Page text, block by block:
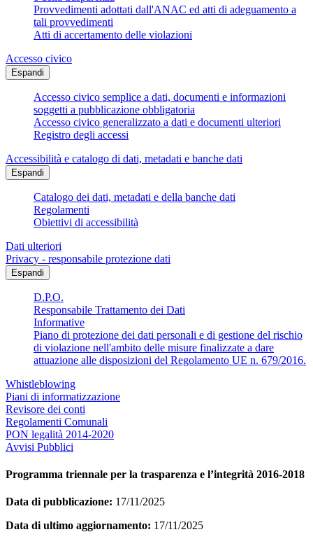
Provvedimenti adottati dall'ANAC ed atti di adeguamento a
tali provvedimenti
Atti di accertamento delle violazioni
Accesso civico
Espandi
Accesso civico semplice a dati, documenti e informazioni
soggetti a pubblicazione obbligatoria
Accesso civico generalizzato a dati e documenti ulteriori
Registro degli accessi
Accessibilità e catalogo di dati, metadati e banche dati
Espandi
Catalogo dei dati, metadati e della banche dati
Regolamenti
Obiettivi di accessibilità
Dati ulteriori
Privacy - responsabile protezione dati
Espandi
D.P.O.
Responsabile Trattamento dei Dati
Informative
Piano di protezione dei dati personali e di gestione del rischio
di violazione nell'ambito delle misure finalizzate a dare
attuazione alle disposizioni del Regolamento UE n. 679/2016.
Whistleblowing
Piani di informatizzazione
Revisore dei conti
Regolamenti Comunali
PON legalità 2014-2020
Avvisi Pubblici
Programma triennale per la trasparenza e l’integrità 2016-2018
Data di pubblicazione: 17/11/2025
Data di ultimo aggiornamento: 17/11/2025